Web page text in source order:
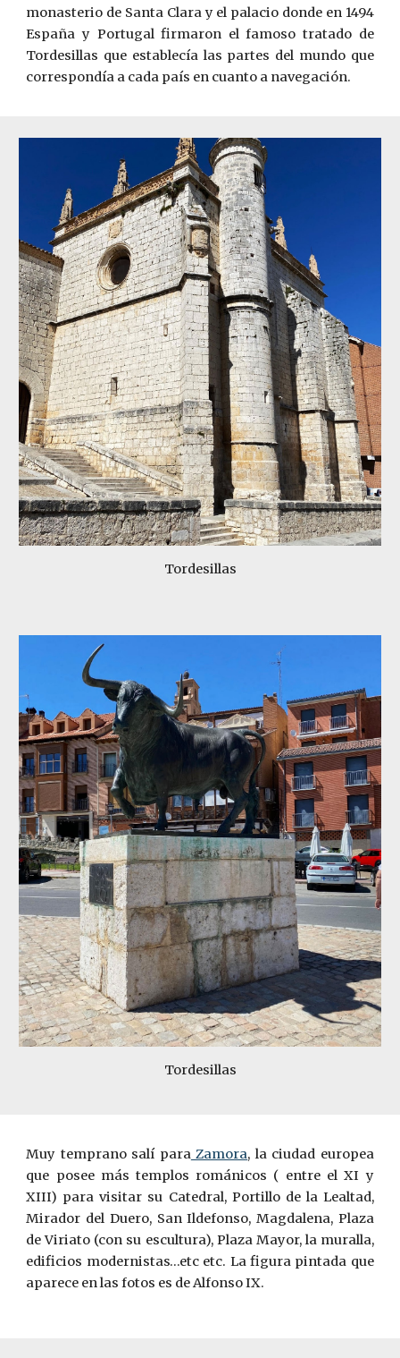
monasterio de Santa Clara y el palacio donde en 1494
España y Portugal firmaron el famoso tratado de
Tordesillas que establecía las partes del mundo que
correspondía a cada país en cuanto a navegación.
Tordesillas
Tordesillas
Muy temprano salí paraZamora, la ciudad europea
que posee más templos románicos ( entre el XI y
XIII) para visitar su Catedral, Portillo de la Lealtad,
Mirador del Duero, San Ildefonso, Magdalena, Plaza
de Viriato (con su escultura), Plaza Mayor, la muralla,
edificios modernistas…etc etc. La figura pintada que
aparece en las fotos es de Alfonso IX.